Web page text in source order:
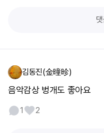
김동진(金曈昣)
음악감상 벙개도 좋아요
1 2